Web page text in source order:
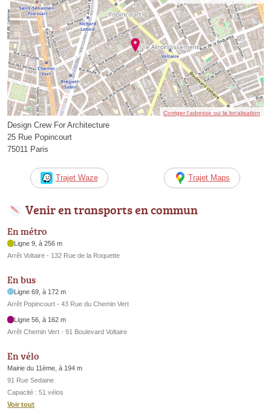
Corriger l’adresse ou la localisation
Design Crew For Architecture
25 Rue Popincourt
75011 Paris
Trajet Waze Trajet Maps
Venir en transports en commun
En métro
Ligne 9, à 256 m
Arrêt Voltaire - 132 Rue de la Roquette
En bus
Ligne 69, à 172 m
Arrêt Popincourt - 43 Rue du Chemin Vert
Ligne 56, à 162 m
Arrêt Chemin Vert - 91 Boulevard Voltaire
En vélo
Mairie du 11ème, à 194 m
91 Rue Sedaine
Capacité : 51 vélos
Voir tout